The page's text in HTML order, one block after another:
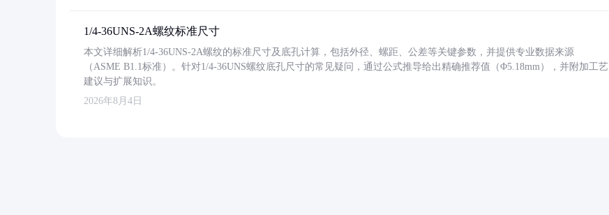
1/4-36UNS-2A螺纹标准尺寸
本文详细解析1/4-36UNS-2A螺纹的标准尺寸及底孔计算，包括外径、螺距、公差等关键参数，并提供专业数据来源
（ASME B1.1标准）。针对1/4-36UNS螺纹底孔尺寸的常见疑问，通过公式推导给出精确推荐值（Φ5.18mm），并附加工艺
建议与扩展知识。
2026年8月4日